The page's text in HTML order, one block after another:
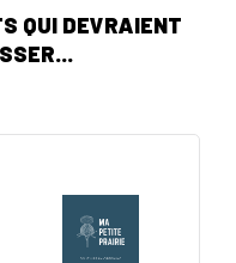
QUI DEVRAIENT